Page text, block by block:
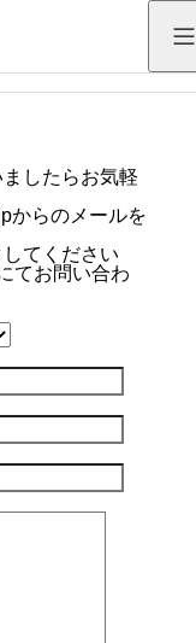
したらお気軽
からのメールを
てください
てお問い合わ